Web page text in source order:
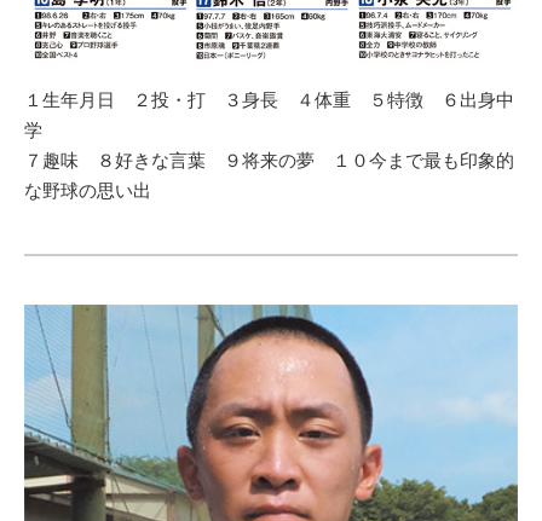
１生年月日 ２投・打 ３身長 ４体重 ５特徴 ６出身中
学
７趣味 ８好きな言葉 ９将来の夢 １０今まで最も印象的
な野球の思い出